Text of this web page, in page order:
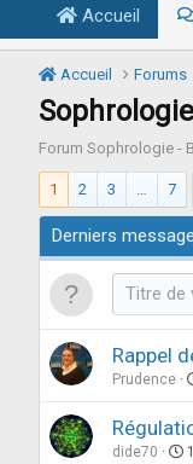
Accueil
Accueil Forums
Forum Sophrologie -
1 2 3 … 7
Derniers
Rappel
Prudence
dide70